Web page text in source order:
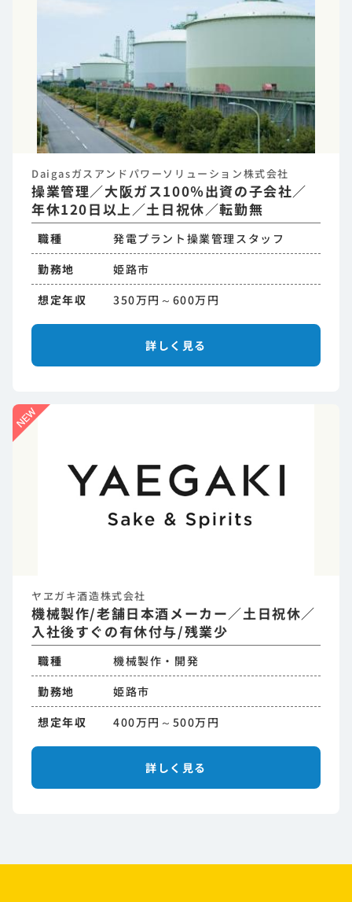
Daigasガスアンドパワーソリューション株式会社
操業管理／大阪ガス100％出資の子会社／
年休120日以上／土日祝休／転勤無
職種
発電プラント操業管理スタッフ
勤務地
姫路市
想定年収
350万円～600万円
詳しく見る
ヤヱガキ酒造株式会社
機械製作/老舗日本酒メーカー／土日祝休／
入社後すぐの有休付与/残業少
職種
機械製作・開発
勤務地
姫路市
想定年収
400万円～500万円
詳しく見る